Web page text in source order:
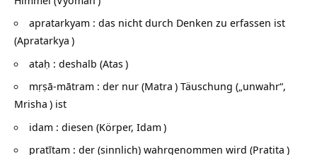
apratarkyam : das nicht durch Denken zu erfassen ist
(Apratarkya )
ataḥ : deshalb (Atas)
mṛṣā-mātram : der nur (Matra ) Täuschung („unwahr“,
Mrisha ) ist
idam : diesen (Körper, Idam )
pratītam : der (sinnlich) wahrgenommen wird (Pratita )